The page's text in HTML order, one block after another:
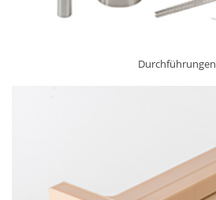
Durchführungen